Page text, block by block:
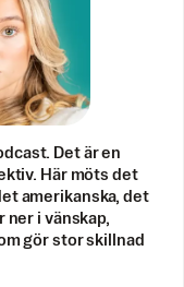
Det är en
Här möts det
amerikanska, det
ner i vänskap,
gör stor skillnad